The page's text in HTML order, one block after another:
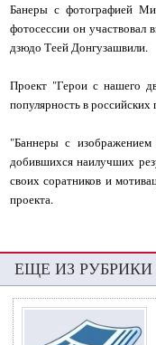
Банеры с фотографией
фотосессии он участвовал
дзюдо Теей Донгузашвили.
Проект "Герои с нашего
популярность в российских
"Баннеры с
добившихся наилучших
своих соратников и
проекта.
ЕЩЕ ИЗ